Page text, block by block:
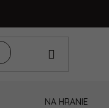
NA HRANIE